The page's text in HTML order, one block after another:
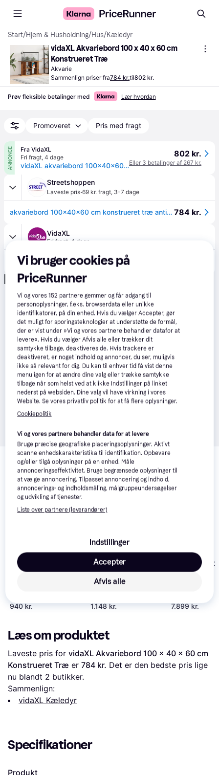
Start/Hjem & Husholdning/Hus/Kæledyr
vidaXL Akvariebord 100 x 40 x 60 cm
Konstrueret Træ
Akvarie
Sammenlign priser fra784 kr.til802 kr.
Prøv fleksible betalinger med Lær hvordan
Promoveret Pris med fragt
ANNONCE
Fra VidaXL
Fri fragt, 4 dage
vidaXL akvariebord 100x40x60 cm konstrueret træ antikt trælook
802 kr.
Eller 3 betalinger af 267 kr.
Streetshoppen
Laveste pris·69 kr. fragt, 3-7 dage
akvariebord 100x40x60 cm konstrueret træ antikt trælook 784 kr.
VidaXL
Fri fragt 4 dage
vidaXL akvariebord 100x40x60 cm konstrueret træ antikt trælook
Eller 3 betalinger af 267 kr.
Annonce
Relaterede produkter
Se vores forslag til andre produkter, der matcher dine
interesser. Vis alle
Trender
konstrueret træ hvid
940 kr.
vidaXL Engineered
121x41x58cm
1.148 kr.
Juwel Trigon
Aquarium
7.899 kr.
Læs om produktet
Laveste pris for vidaXL Akvariebord 100 x 40 x 60 cm
Konstrueret Træ er 784 kr. Det er den bedste pris lige
nu blandt 2 butikker.
Sammenlign:
vidaXL Kæledyr
Specifikationer
Produkt
Vi bruger cookies på
PriceRunner
Vi og vores152 partnere gemmer og får adgang til
personoplysninger, f.eks. browserdata eller unikke
identifikatorer, på din enhed. Hvis du vælger Accepter, gør
det muligt for sporingsteknologier at understøtte de formål,
der er vist under »Vi og vores partnere behandler datafor at
levere«. Hvis du vælger Afvis alle eller trækker dit
samtykke tilbage, deaktiveres de. Hvis trackere er
deaktiveret, er noget indhold og annoncer, du ser, muligvis
ikke så relevant for dig. Du kan til enhver tid få vist denne
menu igen for at ændre dine valg eller trække samtykke
tilbage når som helst ved at klikke Indstillinger på linket
nederst på websiden. Dine valg vil have virkning i vores
Website. Se vores privatliv politik for at få flere oplysninger.
Cookiepolitik
Vi og vores partnere behandler data for at levere
Bruge præcise geografiske placeringsoplysninger. Aktivt
scanne enhedskarakteristika til identifikation. Opbevare
og/eller tilgå oplysninger på en enhed. Måle
annonceringseffektivitet. Bruge begrænsede oplysninger til
at vælge annoncering. Tilpasset annoncering og indhold,
annoncerings- og indholdsmåling, målgruppeundersøgelser
og udvikling af tjenester.
Liste over partnere (leverandører)
Indstillinger
Afvis alle
Accepter